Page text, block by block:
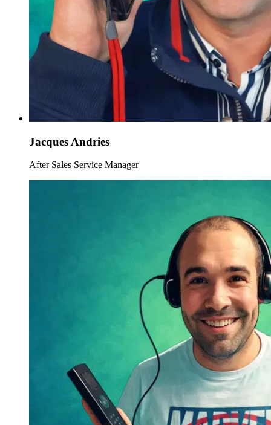
Jacques Andries
After Sales Service Manager